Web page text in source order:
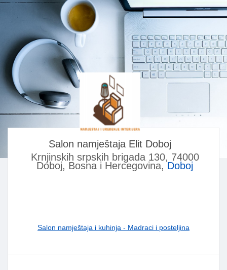
Salon namještaja Elit Doboj
Krnjinskih srpskih brigada 130, 74000
Doboj, Bosna i Hercegovina,Doboj
Salon namještaja i kuhinja - Madraci i posteljina